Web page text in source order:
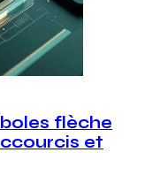
flèche
et